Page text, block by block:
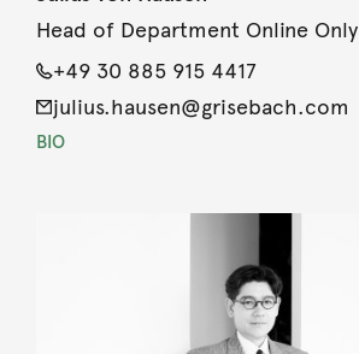
Head of Department Online Only
+49 30 885 915 4417
julius.hausen@grisebach.com
BIO